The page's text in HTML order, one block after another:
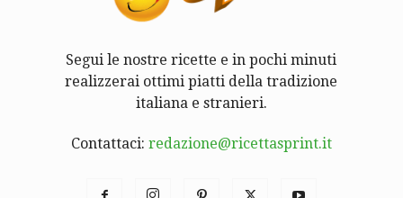
Segui le nostre ricette e in pochi minuti
realizzerai ottimi piatti della tradizione
italiana e stranieri.
Contattaci: redazione@ricettasprint.it